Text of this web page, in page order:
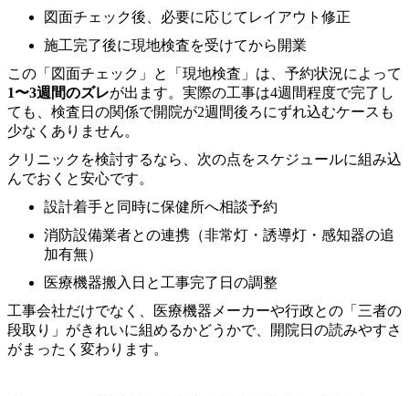
図面チェック後、必要に応じてレイアウト修正
施工完了後に現地検査を受けてから開業
この「図面チェック」と「現地検査」は、予約状況によって
1〜3週間のズレが出ます。実際の工事は4週間程度で完了し
ても、検査日の関係で開院が2週間後ろにずれ込むケースも
少なくありません。
クリニックを検討するなら、次の点をスケジュールに組み込
んでおくと安心です。
設計着手と同時に保健所へ相談予約
消防設備業者との連携（非常灯・誘導灯・感知器の追
加有無）
医療機器搬入日と工事完了日の調整
工事会社だけでなく、医療機器メーカーや行政との「三者の
段取り」がきれいに組めるかどうかで、開院日の読みやすさ
がまったく変わります。